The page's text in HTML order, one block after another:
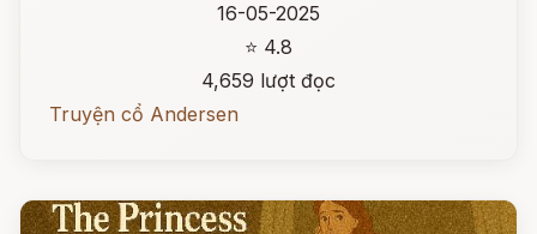
16-05-2025
⭐ 4.8
4,659 lượt đọc
Truyện cổ Andersen